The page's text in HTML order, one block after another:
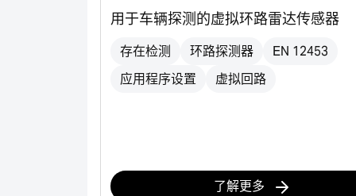
用于车辆探测的虚拟环路雷达传感器
存在检测 环路探测器
EN 12453
应用程序设置
虚拟回路
了解更多